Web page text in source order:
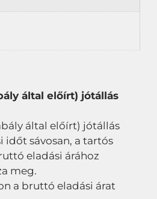
által előírt) jótállás
által előírt) jótállás
időt sávosan, a tartós
eladási árához
meg.
a bruttó eladási árat